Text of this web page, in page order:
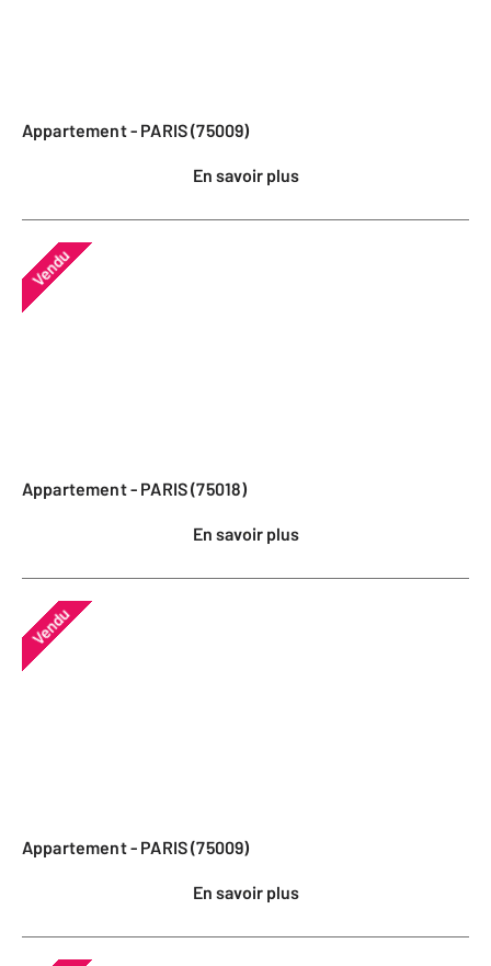
Appartement - PARIS (75009)
En savoir plus
Vendu
Appartement - PARIS (75018)
En savoir plus
Vendu
Appartement - PARIS (75009)
En savoir plus